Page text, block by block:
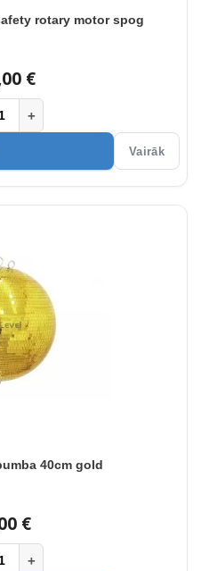
rotary motor spog
€
+
Vairāk
40cm gold
€
+